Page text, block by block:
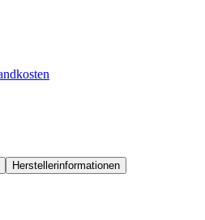
Herstellerinformationen